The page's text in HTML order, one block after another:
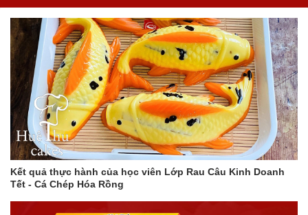
Kết quả thực hành của học viên Lớp Rau Câu Kinh Doanh
Tết - Cá Chép Hóa Rồng